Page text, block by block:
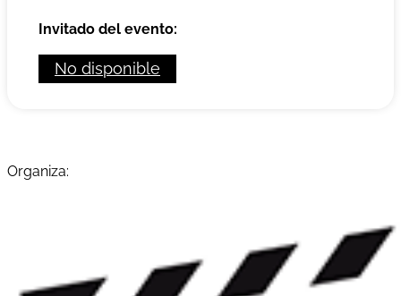
Invitado del evento:
No disponible
Organiza: